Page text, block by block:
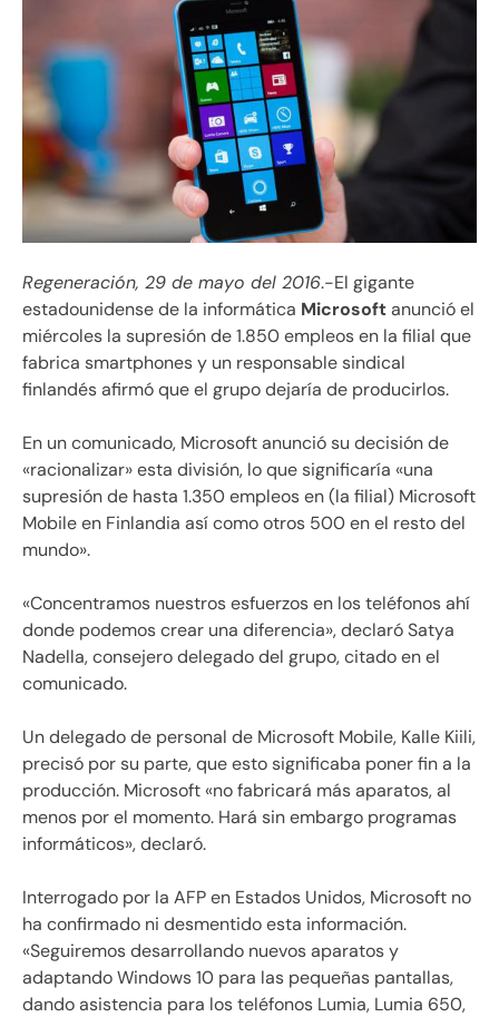
Regeneración, 29 de mayo del 2016.-El gigante
estadounidense de la informática Microsoftanunció el
miércoles la supresión de 1.850 empleos en la filial que
fabrica smartphones y un responsable sindical
finlandés afirmó que el grupo dejaría de producirlos.
En un comunicado, Microsoft anunció su decisión de
«racionalizar» esta división, lo que significaría «una
supresión de hasta 1.350 empleos en (la filial) Microsoft
Mobile en Finlandia así como otros 500 en el resto del
mundo».
«Concentramos nuestros esfuerzos en los teléfonos ahí
donde podemos crear una diferencia», declaró Satya
Nadella, consejero delegado del grupo, citado en el
comunicado.
Un delegado de personal de Microsoft Mobile, Kalle Kiili,
precisó por su parte, que esto significaba poner fin a la
producción. Microsoft «no fabricará más aparatos, al
menos por el momento. Hará sin embargo programas
informáticos», declaró.
Interrogado por la AFP en Estados Unidos, Microsoft no
ha confirmado ni desmentido esta información.
«Seguiremos desarrollando nuevos aparatos y
adaptando Windows 10 para las pequeñas pantallas,
dando asistencia para los teléfonos Lumia, Lumia 650,